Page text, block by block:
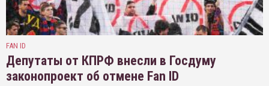
FAN ID
Депутаты от КПРФ внесли в Госдуму
законопроект об отмене Fan ID